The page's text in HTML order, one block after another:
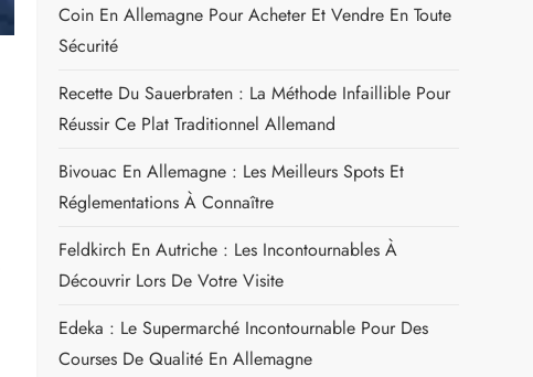
Coin En Allemagne Pour Acheter Et Vendre En Toute
Sécurité
Recette Du Sauerbraten : La Méthode Infaillible Pour
Réussir Ce Plat Traditionnel Allemand
Bivouac En Allemagne : Les Meilleurs Spots Et
Réglementations À Connaître
Feldkirch En Autriche : Les Incontournables À
Découvrir Lors De Votre Visite
Edeka : Le Supermarché Incontournable Pour Des
Courses De Qualité En Allemagne